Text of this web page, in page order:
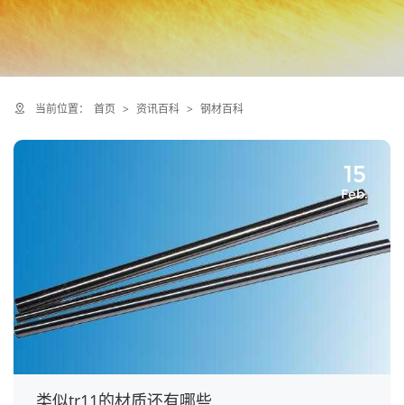
当前位置： 首页 > 资讯百科 > 钢材百科
15
Feb.
类似tr11的材质还有哪些